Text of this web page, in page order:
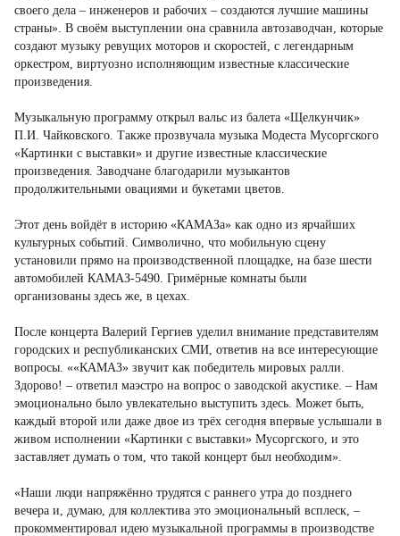
своего дела – инженеров и рабочих – создаются лучшие машины
страны». В своём выступлении она сравнила автозаводчан, которые
создают музыку ревущих моторов и скоростей, с легендарным
оркестром, виртуозно исполняющим известные классические
произведения.
Музыкальную программу открыл вальс из балета «Щелкунчик»
П.И. Чайковского. Также прозвучала музыка Модеста Мусоргского
«Картинки с выставки» и другие известные классические
произведения. Заводчане благодарили музыкантов
продолжительными овациями и букетами цветов.
Этот день войдёт в историю «КАМАЗа» как одно из ярчайших
культурных событий. Символично, что мобильную сцену
установили прямо на производственной площадке, на базе шести
автомобилей КАМАЗ-5490. Гримёрные комнаты были
организованы здесь же, в цехах.
После концерта Валерий Гергиев уделил внимание представителям
городских и республиканских СМИ, ответив на все интересующие
вопросы. ««КАМАЗ» звучит как победитель мировых ралли.
Здорово! – ответил маэстро на вопрос о заводской акустике. – Нам
эмоционально было увлекательно выступить здесь. Может быть,
каждый второй или даже двое из трёх сегодня впервые услышали в
живом исполнении «Картинки с выставки» Мусоргского, и это
заставляет думать о том, что такой концерт был необходим».
«Наши люди напряжённо трудятся с раннего утра до позднего
вечера и, думаю, для коллектива это эмоциональный всплеск, –
прокомментировал идею музыкальной программы в производстве